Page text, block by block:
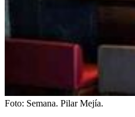
Foto: Semana. Pilar Mejía.